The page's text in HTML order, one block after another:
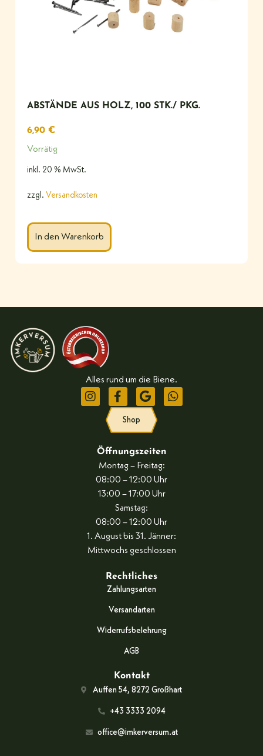
ABSTÄNDE AUS HOLZ, 100 STK./ PKG.
6,90 €
Vorrätig
inkl. 20 % MwSt.
zzgl. Versandkosten
In den Warenkorb
Alles rund um die Biene.
Shop
Öffnungszeiten
Montag – Freitag:
08:00 – 12:00 Uhr
13:00 – 17:00 Uhr
Samstag:
08:00 – 12:00 Uhr
1. August bis 31. Jänner:
Mittwochs geschlossen
Rechtliches
Zahlungsarten
Versandarten
Widerrufsbelehrung
AGB
Kontakt
Auffen 54, 8272 Großhart
+43 3333 2094
office@imkerversum.at